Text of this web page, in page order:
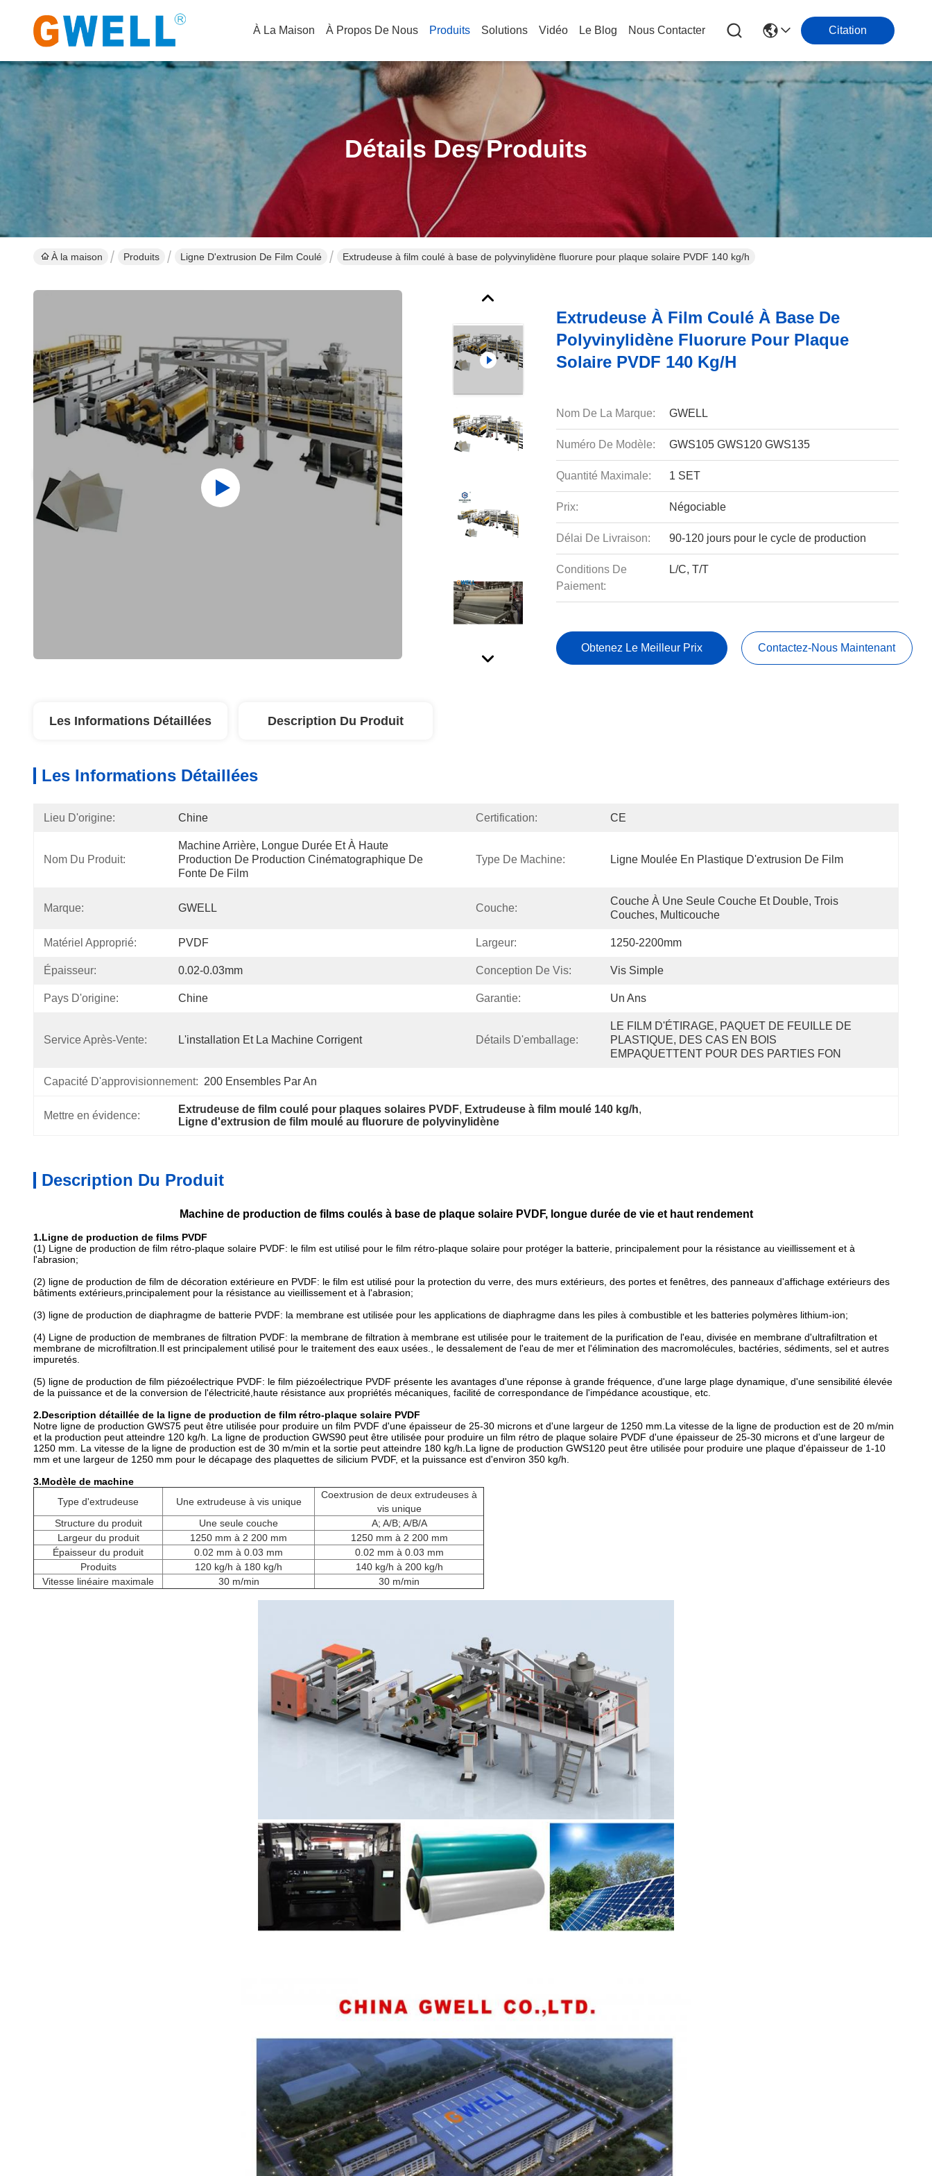
À La Maison À Propos De Nous Produits Solutions Vidéo Le Blog Nous Contacter Citation
Détails Des Produits
À la maison Produits Ligne D'extrusion De Film Coulé Extrudeuse à film coulé à base de polyvinylidène fluorure pour plaque solaire PVDF 140 kg/h
Extrudeuse À Film Coulé À Base De
Polyvinylidène Fluorure Pour Plaque
Solaire PVDF 140 Kg/h
Nom De La Marque: GWELL
Numéro De Modèle: GWS105 GWS120 GWS135
Quantité Maximale: 1 SET
Prix: Négociable
Délai De Livraison: 90-120 jours pour le cycle de production
Conditions De
Paiement:
L/C, T/T
Obtenez Le Meilleur Prix Contactez-Nous Maintenant
Les Informations Détaillées Description Du Produit
Les Informations Détaillées
Lieu D'origine: Chine Certification: CE
Nom Du Produit:
Machine Arrière, Longue Durée Et À Haute
Production De Production Cinématographique De
Fonte De Film
Type De Machine: Ligne Moulée En Plastique D'extrusion De Film
Marque: GWELL Couche:
Couche À Une Seule Couche Et Double, Trois
Couches, Multicouche
Matériel Approprié: PVDF Largeur: 1250-2200mm
Épaisseur: 0.02-0.03mm Conception De Vis: Vis Simple
Pays D'origine: Chine Garantie: Un Ans
Service Après-Vente: L'installation Et La Machine Corrigent Détails D'emballage:
LE FILM D'ÉTIRAGE, PAQUET DE FEUILLE DE
PLASTIQUE, DES CAS EN BOIS
EMPAQUETTENT POUR DES PARTIES FON
Capacité D'approvisionnement: 200 Ensembles Par An
Mettre en évidence:
Extrudeuse de film coulé pour plaques solaires PVDF, Extrudeuse à film moulé 140 kg/h,
Ligne d'extrusion de film moulé au fluorure de polyvinylidène
Description Du Produit
Machine de production de films coulés à base de plaque solaire PVDF, longue durée de vie et haut rendement
1.Ligne de production de films PVDF
(1) Ligne de production de film rétro-plaque solaire PVDF: le film est utilisé pour le film rétro-plaque solaire pour protéger la batterie, principalement pour la résistance au vieillissement et à
l'abrasion;
(2) ligne de production de film de décoration extérieure en PVDF: le film est utilisé pour la protection du verre, des murs extérieurs, des portes et fenêtres, des panneaux d'affichage extérieurs des
bâtiments extérieurs,principalement pour la résistance au vieillissement et à l'abrasion;
(3) ligne de production de diaphragme de batterie PVDF: la membrane est utilisée pour les applications de diaphragme dans les piles à combustible et les batteries polymères lithium-ion;
(4) Ligne de production de membranes de filtration PVDF: la membrane de filtration à membrane est utilisée pour le traitement de la purification de l'eau, divisée en membrane d'ultrafiltration et
membrane de microfiltration.Il est principalement utilisé pour le traitement des eaux usées., le dessalement de l'eau de mer et l'élimination des macromolécules, bactéries, sédiments, sel et autres
impuretés.
(5) ligne de production de film piézoélectrique PVDF: le film piézoélectrique PVDF présente les avantages d'une réponse à grande fréquence, d'une large plage dynamique, d'une sensibilité élevée
de la puissance et de la conversion de l'électricité,haute résistance aux propriétés mécaniques, facilité de correspondance de l'impédance acoustique, etc.
2.Description détaillée de la ligne de production de film rétro-plaque solaire PVDF
Notre ligne de production GWS75 peut être utilisée pour produire un film PVDF d'une épaisseur de 25-30 microns et d'une largeur de 1250 mm.La vitesse de la ligne de production est de 20 m/min
et la production peut atteindre 120 kg/h. La ligne de production GWS90 peut être utilisée pour produire un film rétro de plaque solaire PVDF d'une épaisseur de 25-30 microns et d'une largeur de
1250 mm. La vitesse de la ligne de production est de 30 m/min et la sortie peut atteindre 180 kg/h.La ligne de production GWS120 peut être utilisée pour produire une plaque d'épaisseur de 1-10
mm et une largeur de 1250 mm pour le décapage des plaquettes de silicium PVDF, et la puissance est d'environ 350 kg/h.
3.Modèle de machine
Type d'extrudeuse
Une extrudeuse à vis unique
Coextrusion de deux extrudeuses à
vis unique
Structure du produit
Une seule couche
A; A/B; A/B/A
Largeur du produit
1250 mm à 2 200 mm
1250 mm à 2 200 mm
Épaisseur du produit
0.02 mm à 0.03 mm
0.02 mm à 0.03 mm
Produits
120 kg/h à 180 kg/h
140 kg/h à 200 kg/h
Vitesse linéaire maximale
30 m/min 30 m/min